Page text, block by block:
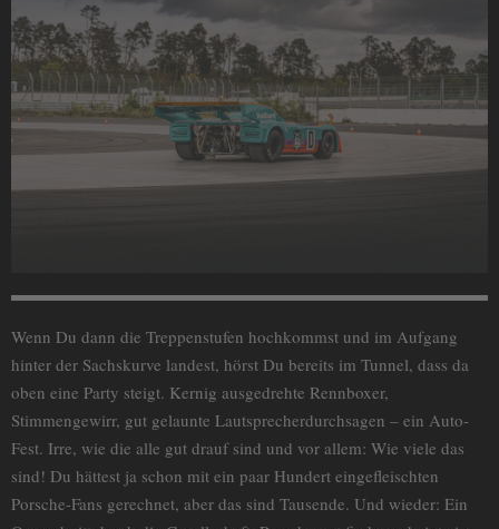
Wenn Du dann die Treppenstufen hochkommst und im Aufgang
hinter der Sachskurve landest, hörst Du bereits im Tunnel, dass da
oben eine Party steigt. Kernig ausgedrehte Rennboxer,
Stimmengewirr, gut gelaunte Lautsprecherdurchsagen – ein Auto-
Fest. Irre, wie die alle gut drauf sind und vor allem: Wie viele das
sind! Du hättest ja schon mit ein paar Hundert eingefleischten
Porsche-Fans gerechnet, aber das sind Tausende. Und wieder: Ein